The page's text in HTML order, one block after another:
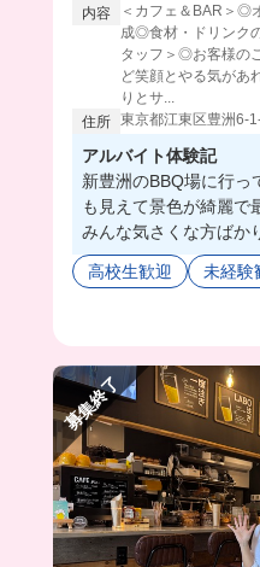
内容
＜カフェ＆BAR＞◎
成◎食材・ドリンク
タッフ＞◎お客様の
ど笑顔とやる気があ
りとサ...
住所 東京都江東区豊洲6-
アルバイト体験記
新豊洲のBBQ場に行っ
も見えて景色が綺麗で
みんな気さくな方ばか
しかった^_^🌟お客さ
スタッフさんペラペラ
高校生歓迎 未経験
募集終了